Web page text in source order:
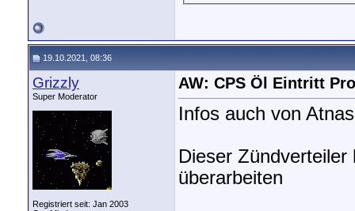
19.10.2021, 08:36
Grizzly
Super Moderator
Registriert seit: Jan 2003
AW: CPS Öl Eintritt
Infos auch von
Dieser
überarbeiten